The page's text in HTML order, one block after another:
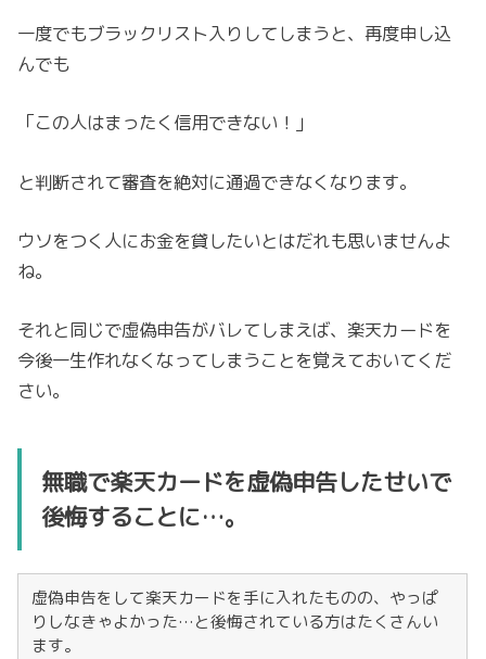
一度でもブラックリスト入りしてしまうと、再度申し込
んでも
「この人はまったく信用できない！」
と判断されて審査を絶対に通過できなくなります。
ウソをつく人にお金を貸したいとはだれも思いませんよ
ね。
それと同じで虚偽申告がバレてしまえば、楽天カードを
今後一生作れなくなってしまうことを覚えておいてくだ
さい。
無職で楽天カードを虚偽申告したせいで
後悔することに…。
虚偽申告をして楽天カードを手に入れたものの、やっぱ
りしなきゃよかった…と後悔されている方はたくさんい
ます。